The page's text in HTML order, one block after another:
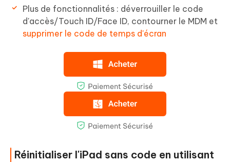
Plus de fonctionnalités : déverrouiller le code
d'accès/Touch ID/Face ID, contourner le MDM et
supprimer le code de temps d'écran
Réinitialiser l'iPad sans code en utilisant